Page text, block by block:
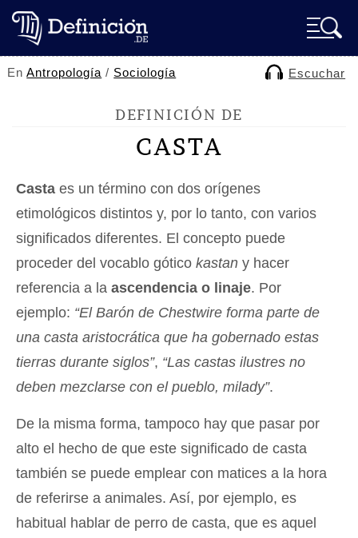
EnAntropología / Sociología Escuchar
DEFINICIÓN DE
CASTA
Casta es un término con dos orígenes
etimológicos distintos y, por lo tanto, con varios
significados diferentes. El concepto puede
proceder del vocablo gótico kastan y hacer
referencia a la ascendencia o linaje. Por
ejemplo: “El Barón de Chestwire forma parte de
una casta aristocrática que ha gobernado estas
tierras durante siglos”, “Las castas ilustres no
deben mezclarse con el pueblo, milady”.
De la misma forma, tampoco hay que pasar por
alto el hecho de que este significado de casta
también se puede emplear con matices a la hora
de referirse a animales. Así, por ejemplo, es
habitual hablar de perro de casta, que es aquel